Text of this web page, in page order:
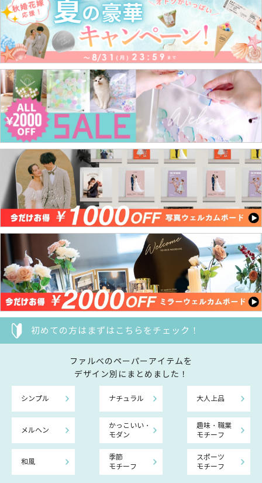
初めての方はまずはこちらをチェック！
ファルべのペーパーアイテムを
デザイン別にまとめました！
シンプル ナチュラル 大人上品
メルヘン
かっこいい・
モダン
趣味・職業
モチーフ
和風
季節
モチーフ
スポーツ
モチーフ